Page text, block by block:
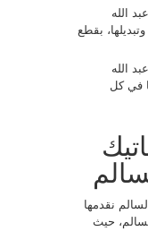
الله
بقطع
الله
في كل
نقدمها
حيث